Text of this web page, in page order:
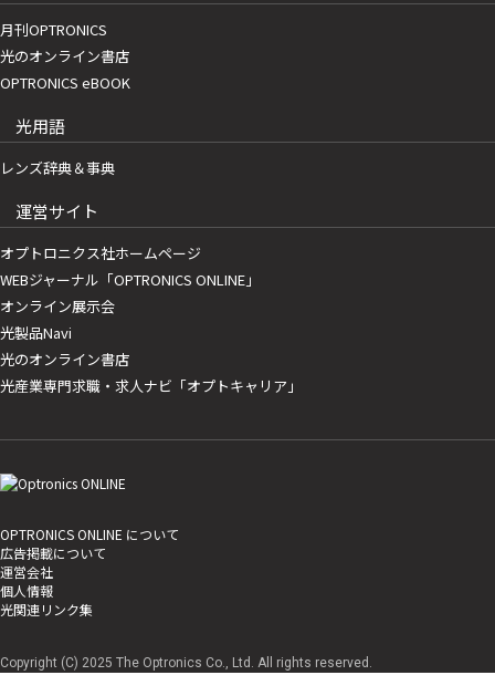
月刊OPTRONICS
光のオンライン書店
OPTRONICS eBOOK
光用語
レンズ辞典＆事典
運営サイト
オプトロニクス社ホームページ
WEBジャーナル「OPTRONICS ONLINE」
オンライン展示会
光製品Navi
光のオンライン書店
光産業専門求職・求人ナビ「オプトキャリア」
OPTRONICS ONLINE について
広告掲載について
運営会社
個人情報
光関連リンク集
Copyright (C) 2025 The Optronics Co., Ltd. All rights reserved.